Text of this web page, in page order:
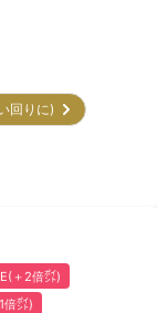
回りに)
＋2倍㌽)
倍㌽)